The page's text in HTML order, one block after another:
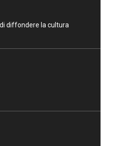
diffondere la cultura